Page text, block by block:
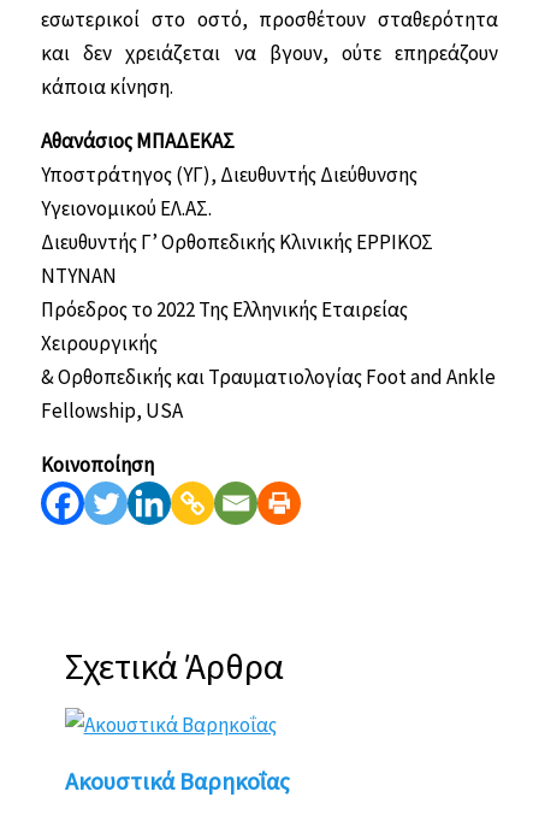
εσωτερικοί στο οστό, προσθέτουν σταθερότητα
και δεν χρειάζεται να βγουν, ούτε επηρεάζουν
κάποια κίνηση.
Αθανάσιος ΜΠΑΔΕΚΑΣ
Υποστράτηγος (ΥΓ), Διευθυντής Διεύθυνσης
Υγειονομικού ΕΛ.ΑΣ.
Διευθυντής Γ’ Ορθοπεδικής Κλινικής ΕΡΡΙΚΟΣ
ΝΤΥΝΑΝ
Πρόεδρος το 2022 Της Ελληνικής Εταιρείας
Χειρουργικής
& Ορθοπεδικής και Τραυματιολογίας Foot and Ankle
Fellowship, USA
Κοινοποίηση
Σχετικά Άρθρα
Ακουστικά Βαρηκοΐας